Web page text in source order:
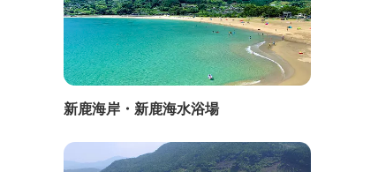
新鹿海岸・新鹿海水浴場